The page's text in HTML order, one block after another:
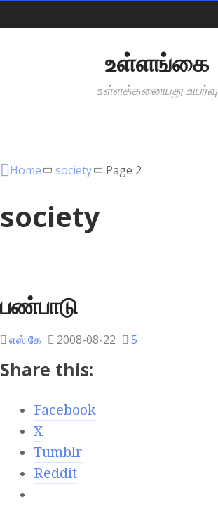
உள்ளங்கை
உள்ளத்தனையது உயர்வு
Home society Page 2
society
பண்பாடு
எஸ்.கே 2008-08-22 5
Share this:
Facebook
X
Tumblr
Reddit